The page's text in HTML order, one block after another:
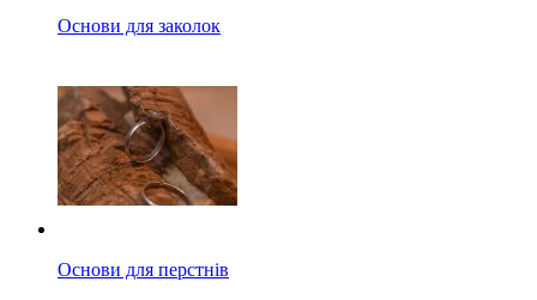
Основи для заколок
Основи для перстнів